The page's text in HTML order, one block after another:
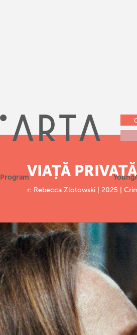
ProgramVIAȚĂ
r: Rebecca Zlotowski | 2025 |